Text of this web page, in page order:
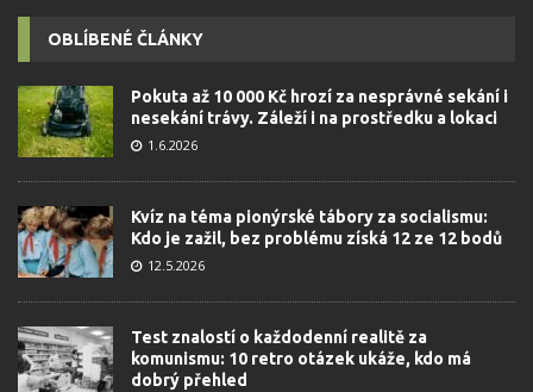
OBLÍBENÉ ČLÁNKY
Pokuta až 10 000 Kč hrozí za nesprávné sekání i
nesekání trávy. Záleží i na prostředku a lokaci
1.6.2026
Kvíz na téma pionýrské tábory za socialismu:
Kdo je zažil, bez problému získá 12 ze 12 bodů
12.5.2026
Test znalostí o každodenní realitě za
komunismu: 10 retro otázek ukáže, kdo má
dobrý přehled